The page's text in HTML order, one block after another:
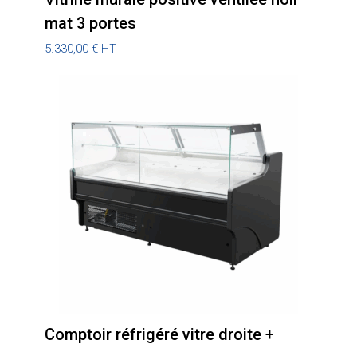
mat 3 portes
5.330,00 € HT
Comptoir réfrigéré vitre droite +